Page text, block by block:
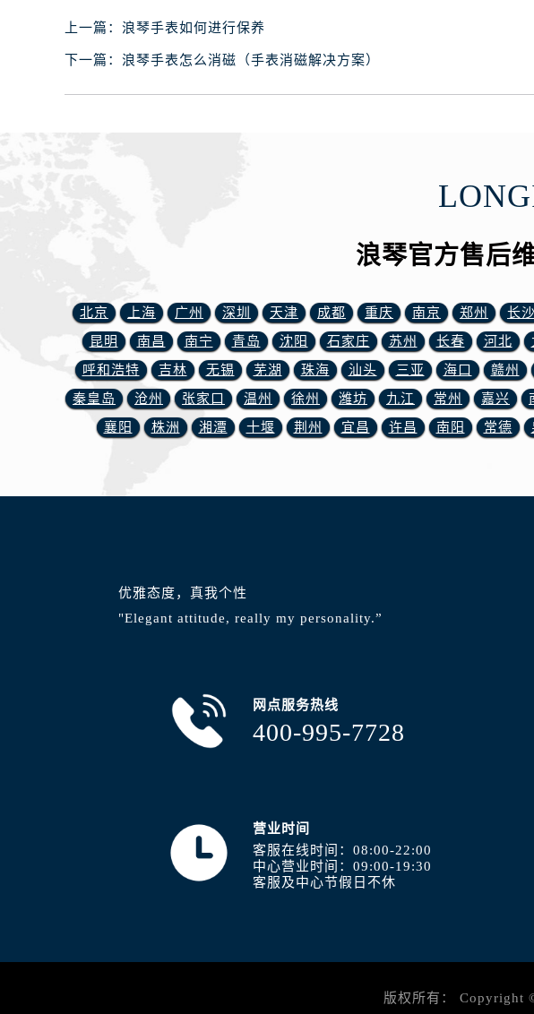
辽宁省沈阳市沈河区中街路83号亨得利名表维修授权店1
北京市朝阳区建国门外大街甲6号华熙国际中心D座11层
内蒙古自治区巴彦淖尔市临河区新华街浪琴售后服务中心
内蒙古自治区赤峰市红山区哈达街浪琴售后服务中心（需
内蒙古自治区鄂尔多斯市东胜区伊金霍洛街浪琴售后服务
内蒙古自治区通辽市科尔沁区明仁大街浪琴售后服务中心
内蒙古自治区乌海市海勃湾区人民南路浪琴售后服务中心
内蒙古自治区乌兰察布市集宁区恩和大街浪琴售后服务中
内蒙古自治区锡林郭勒盟市锡林浩特市光明街与额尔敦路
内蒙古自治区兴安盟市乌兰浩特市兴安大街浪琴售后服务
山西省大同市平城区迎宾街浪琴售后服务中心（需提前预
山西省晋中市榆次区顺城街浪琴售后服务中心（需提前预
山西省忻州市忻府区和平东街与七一南路交叉口浪琴售后
山西省阳泉市郊区平阳东街与新城大道交叉口浪琴售后服
山西省太原市迎泽区迎泽街道解放路15号亨得利名表维
天津市和平区赤峰道136号天津国际金融中心26层2603
安徽省安庆市迎江区人民路浪琴售后服务中心（需提前预
安徽省池州市贵池区长江路浪琴售后服务中心（需提前预
安徽省滁州市琅琊区南谯北路浪琴售后服务中心（需提前
安徽省阜阳市颍州区颍州北路浪琴售后服务中心（需提前
安徽省马鞍山市雨山区湖南西路浪琴售后服务中心（需提
上一篇： 浪琴手表如何进行保养
下一篇： 浪琴手表怎么消磁（手表消磁解决方案）
浪琴官方售后
北京 上海 广州 深圳 天津 成都 重庆 南京 郑州 长沙
昆明
南昌 南宁 青岛 沈阳 石家庄 苏州 长春 河北
呼和浩特
吉林 无锡 芜湖 珠海 汕头 三亚 海口 赣州
秦皇岛
沧州 张家口 温州 徐州 潍坊 九江 常州 嘉兴
襄阳
株洲 湘潭 十堰 荆州 宜昌 许昌 南阳 常德
优雅态度，真我个性
"Elegant attitude, really my personality.”
网点服务热线
400-995-7728
营业时间
客服在线时间：08:00-22:00
中心营业时间：09:00-19:30
客服及中心节假日不休
版权所有： Copyright